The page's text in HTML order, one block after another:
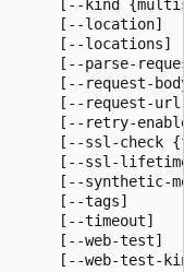
[--kind
[--location]
[--locations]
[--parse-
[--request-
[--request-
[--retry-
[--ssl-check
[--ssl-
[--synthetic-
[--tags]
[--timeout]
[--web-test]
[--web-test-